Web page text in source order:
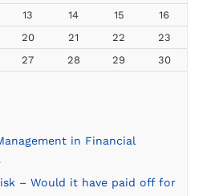
13 14 15
16
20 21 22
23
27 28 29 30
in Financial
– Would it have paid off for